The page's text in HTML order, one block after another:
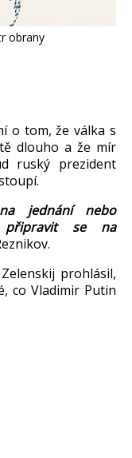
obrany
í o tom,že válka s
dlouho a že mír
ruský prezident
í.
jednání nebo
připravit se na
Zelenskij prohlásil,
co Vladimir Putin